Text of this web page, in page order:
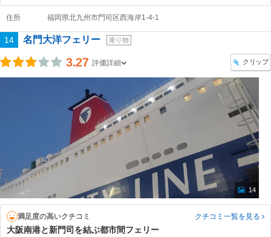
住所 福岡県北九州市門司区西海岸1-4-1
14 名門大洋フェリー 乗り物
3.27 評価詳細 クリップ
14
満足度の高いクチコミ クチコミ一覧を見る
大阪南港と新門司を結ぶ都市間フェリー